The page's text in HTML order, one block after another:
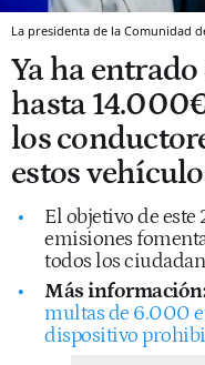
La presidenta de la Comunidad
Ya ha
hasta
los
estos
El objetivo de
emisiones
todos los
Más información:
multas de 6.000
dispositivo